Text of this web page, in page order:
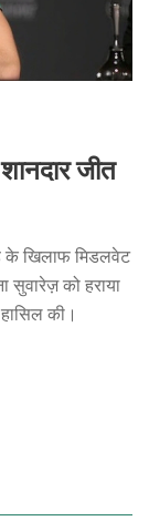
जीत
के खिलाफ मिडलवेट
सुवारेज़ को हराया
की।